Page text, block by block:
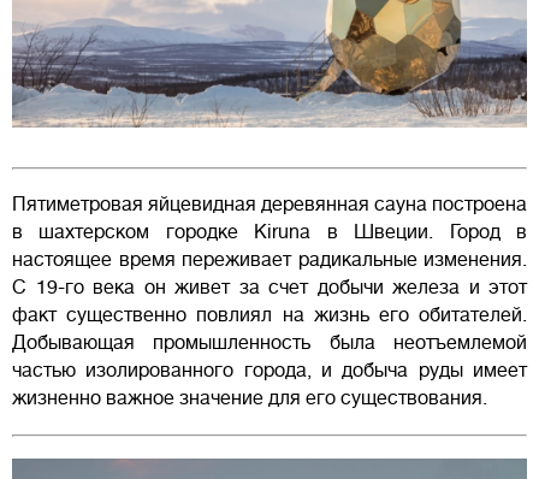
Пятиметровая яйцевидная деревянная сауна построена
в шахтерском городке Kiruna в Швеции. Город в
настоящее время переживает радикальные изменения.
С 19-го века он живет за счет добычи железа и этот
факт существенно повлиял на жизнь его обитателей.
Добывающая промышленность была неотъемлемой
частью изолированного города, и добыча руды имеет
жизненно важное значение для его существования.